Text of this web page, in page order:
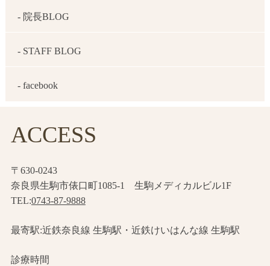
- 院長BLOG
- STAFF BLOG
- facebook
ACCESS
〒630-0243
奈良県生駒市俵口町1085-1 生駒メディカルビル1F
TEL:0743-87-9888
最寄駅:近鉄奈良線 生駒駅・近鉄けいはんな線 生駒駅
診療時間